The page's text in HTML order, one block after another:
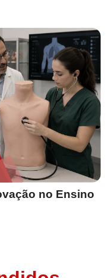
no Ensino